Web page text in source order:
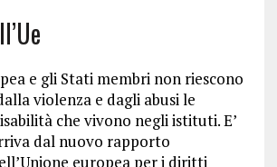
e gli Stati membri non riescono
violenza e dagli abusi le
che vivono negli istituti. E’
dal nuovo rapporto
europea per i diritti